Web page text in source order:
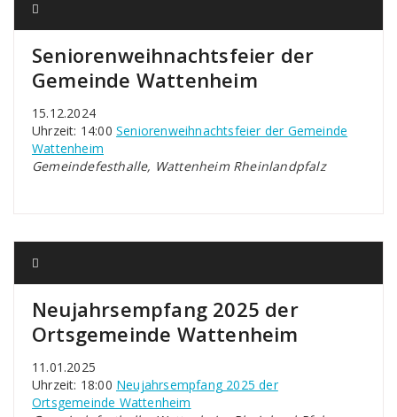
Seniorenweihnachtsfeier der
Gemeinde Wattenheim
15.12.2024
Uhrzeit: 14:00 Seniorenweihnachtsfeier der Gemeinde
Wattenheim
Gemeindefesthalle, Wattenheim Rheinlandpfalz
Neujahrsempfang 2025 der
Ortsgemeinde Wattenheim
11.01.2025
Uhrzeit: 18:00 Neujahrsempfang 2025 der
Ortsgemeinde Wattenheim